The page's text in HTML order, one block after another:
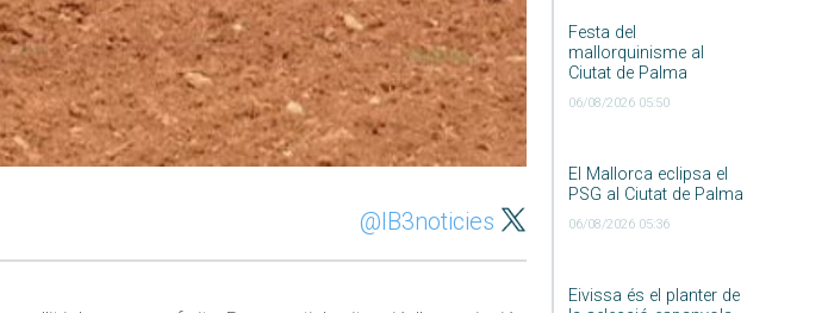
Festa del
mallorquinisme al
Ciutat de Palma
06/08/2026 05:50
El Mallorca eclipsa el
PSG al Ciutat de Palma
06/08/2026 05:36
Eivissa és el planter de
@IB3noticies